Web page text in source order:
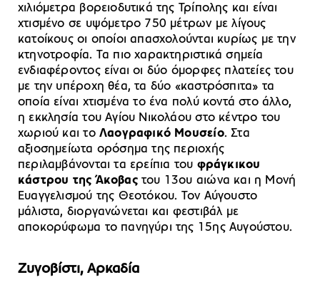
χιλιόμετρα βορειοδυτικά της Τρίπολης και είναι
χτισμένο σε υψόμετρο 750 μέτρων με λίγους
κατοίκους οι οποίοι απασχολούνται κυρίως με την
κτηνοτροφία. Τα πιο χαρακτηριστικά σημεία
ενδιαφέροντος είναι οι δύο όμορφες πλατείες του
με την υπέροχη θέα, τα δύο «καστρόσπιτα» τα
οποία είναι χτισμένα το ένα πολύ κοντά στο άλλο,
η εκκλησία του Αγίου Νικολάου στο κέντρο του
χωριού και το Λαογραφικό Μουσείο. Στα
αξιοσημείωτα ορόσημα της περιοχής
περιλαμβάνονται τα ερείπια του φράγκικου
κάστρου της Άκοβαςτου 13ου αιώνα και η Μονή
Ευαγγελισμού της Θεοτόκου. Τον Αύγουστο
μάλιστα, διοργανώνεται και φεστιβάλ με
αποκορύφωμα το πανηγύρι της 15ης Αυγούστου.
Ζυγοβίστι, Αρκαδία